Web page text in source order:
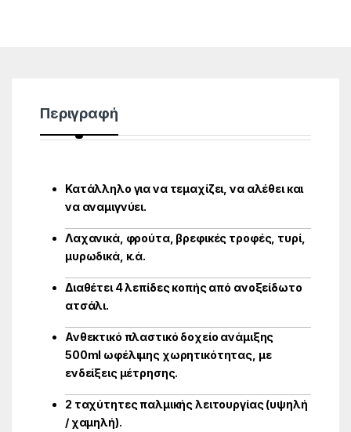
Περιγραφή
Κατάλληλο για να τεμαχίζει, να αλέθει και
να αναμιγνύει.
Λαχανικά, φρούτα, βρεφικές τροφές, τυρί,
μυρωδικά, κ.ά.
Διαθέτει 4 λεπίδες κοπής από ανοξείδωτο
ατσάλι.
Ανθεκτικό πλαστικό δοχείο ανάμιξης
500ml ωφέλιμης χωρητικότητας, με
ενδείξεις μέτρησης.
2 ταχύτητες παλμικής λειτουργίας (υψηλή
/ χαμηλή).